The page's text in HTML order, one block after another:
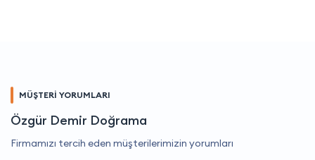
MÜŞTERİ YORUMLARI
Özgür Demir Doğrama
Firmamızı tercih eden müşterilerimizin yorumları